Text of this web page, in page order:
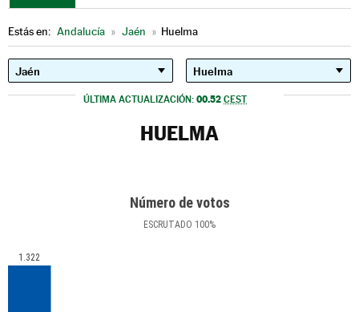
Estás en: Andalucía » Jaén » Huelma
ÚLTIMA ACTUALIZACIÓN: 00.52 CEST
HUELMA
Número de votos
ESCRUTADO 100%
1.322